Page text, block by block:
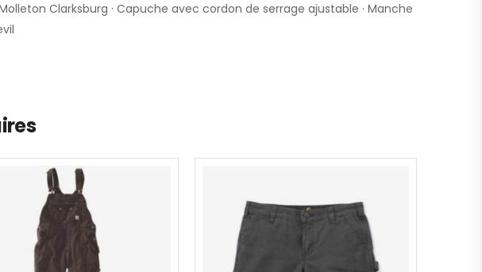
· Molleton Clarksburg · Capuche avec cordon de serrage ajustable · Manche